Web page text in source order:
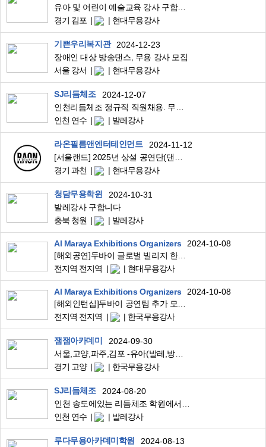
유아 및 어린이 예술교육 강사 구합니다.(음악, 무용 전공자 우대)
경기 김포
현대무용강사
기쁜우리복지관
2024-12-23
장애인 대상 방송댄스, 무용 강사 모집
서울 강서
현대무용강사
SJ리듬체조
2024-12-07
인천 연수
발레강사
라온필름앤엔터테인먼트
2024-11-12
경기 과천
현대무용강사
청담무용학윈
2024-10-31
발레강사 구합니다
충북 청원
발레강사
Al Maraya Exhibitions Organizers
2024-10-08
[해외공연]두바이 글로벌 빌리지 한국관 공연팀
전지역 전지역
현대무용강사
Al Maraya Exhibitions Organizers
2024-10-08
전지역 전지역
한국무용강사
잼잼아카데미
2024-09-30
경기 고양
한국무용강사
SJ리듬체조
2024-08-20
인천 연수
발레강사
루다무용아카데미학원
2024-08-13